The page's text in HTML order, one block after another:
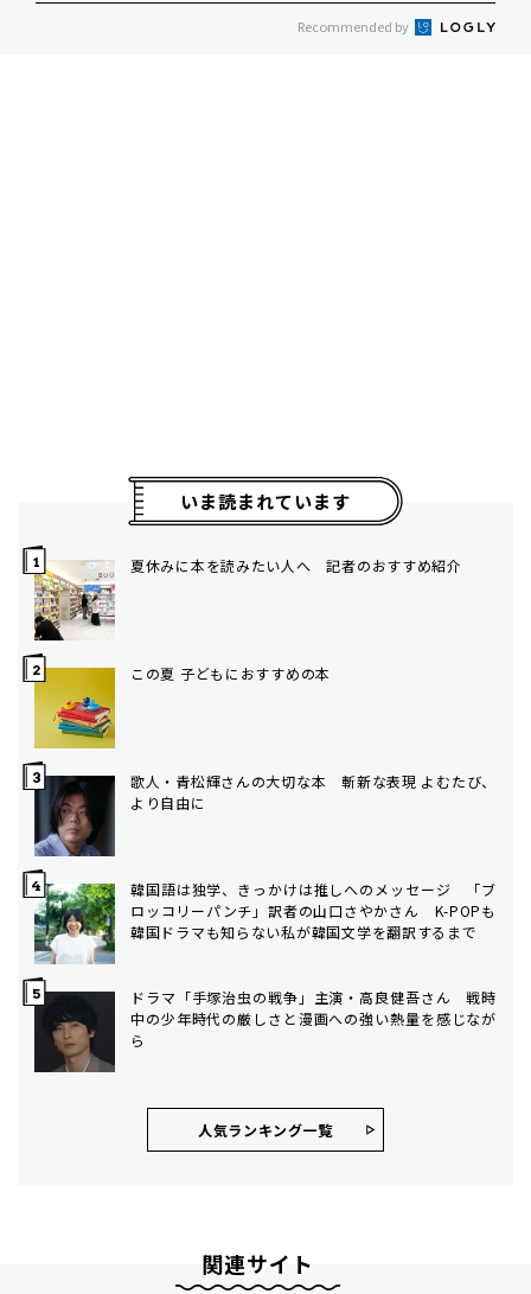
Recommended by
いま読まれています
夏休みに本を読みたい人へ 記者のおすすめ紹介
この夏 子どもにおすすめの本
歌人・青松輝さんの大切な本 斬新な表現 よむたび、
より自由に
韓国語は独学、きっかけは推しへのメッセージ 「ブ
ロッコリーパンチ」訳者の山口さやかさん K-POPも
韓国ドラマも知らない私が韓国文学を翻訳するまで
ドラマ「手塚治虫の戦争」主演・高良健吾さん 戦時
中の少年時代の厳しさと漫画への強い熱量を感じなが
ら
人気ランキング⼀覧
関連サイト